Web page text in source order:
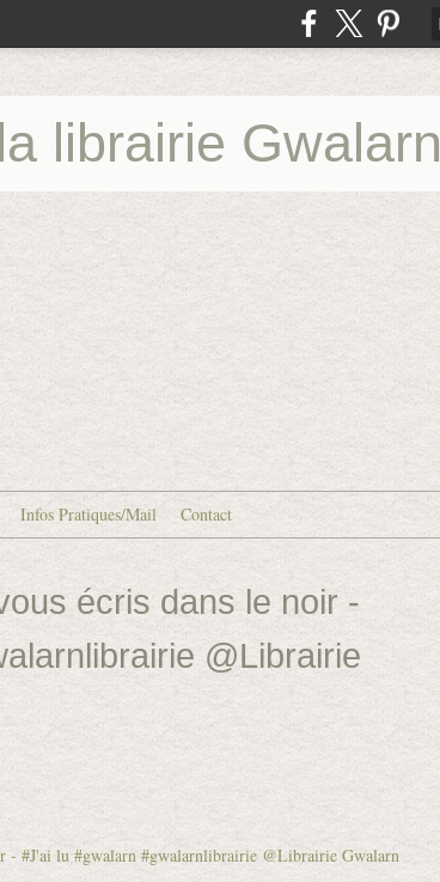
librairie Gwalarn
Infos Pratiques/Mail Contact
écris dans le noir -
@Librairie